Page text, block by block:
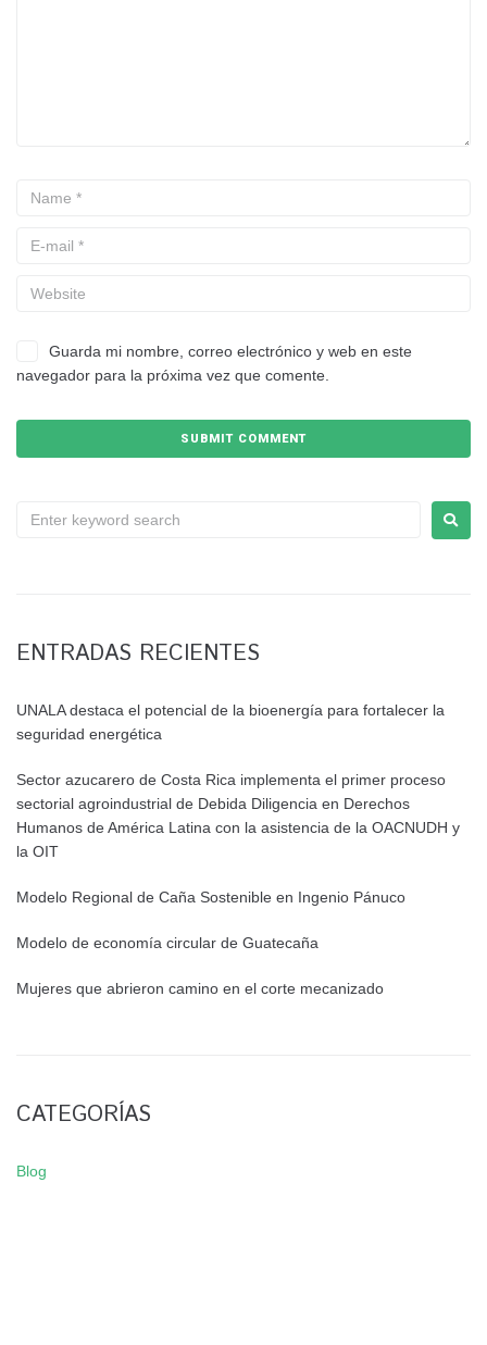
Guarda mi nombre, correo electrónico y web en este
navegador para la próxima vez que comente.
ENTRADAS RECIENTES
UNALA destaca el potencial de la bioenergía para fortalecer la
seguridad energética
Sector azucarero de Costa Rica implementa el primer proceso
sectorial agroindustrial de Debida Diligencia en Derechos
Humanos de América Latina con la asistencia de la OACNUDH y
la OIT
Modelo Regional de Caña Sostenible en Ingenio Pánuco
Modelo de economía circular de Guatecaña
Mujeres que abrieron camino en el corte mecanizado
CATEGORÍAS
Blog